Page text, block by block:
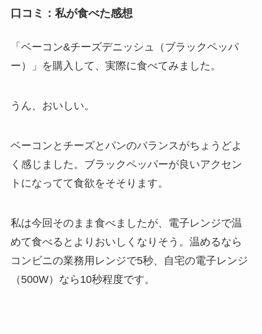
口コミ：私が食べた感想
「ベーコン&チーズデニッシュ（ブラックペッパ
ー）」を購入して、実際に食べてみました。
うん、おいしい。
ベーコンとチーズとパンのバランスがちょうどよ
く感じました。ブラックペッパーが良いアクセン
トになってて食欲をそそります。
私は今回そのまま食べましたが、電子レンジで温
めて食べるとよりおいしくなりそう。温めるなら
コンビニの業務用レンジで5秒、自宅の電子レンジ
（500W）なら10秒程度です。